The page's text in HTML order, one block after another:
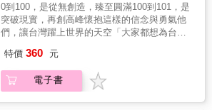
的報導、清晰的文字，《電子菸揭祕》讀來就
像非虛構的驚悚作品，透過Juul戲劇性的崛
起，講述一個更宏觀的故事&mdash;&mdash;
關於大企業、菸草大廠，以及好到不真實的商
記者的敘述功力勾織事件始末，並加入本身及
各方觀點，劇情片兼大爆料的說故事方式相當
精采，很能吸引讀者。 2. 臺灣在今年修法，禁
他們讓美國整個未成年新生代對尼古丁成癮。
可以說，詹姆斯和亞當從一開始就犯了錯。 他
們把Juul行銷成眾人垂涎的東西，而不是可能
的憂慮開始上升時，沒有採取果斷作為；他們
重蹈歷史覆轍，踏上菸草大廠鋪成的道路，推
出搶眼廣告、派代表進入校園，最後還接受美
高。 轉型創新必看！ 面對時代新趨勢，向玩具
龍頭學習變與不變的經營哲學 1932年創立於丹
麥的樂高，發展至今近90年，在發展初期幾乎
無人料想到其產品對於成人，能夠像對於兒童
業領域，包含電影、遊戲、主題樂園等。 在今
日如此成就下，其實鮮少人知道，樂高曾幾度
陷入經營危機：因專利保護期結束，相繼產
0到100，是從無創造，臻至圓滿100到101，是
突破現實，再創高峰懷抱這樣的信念與勇氣他
們，讓台灣躍上世界的天空「大家都想為台灣
讓世界一流廠商與台灣在地廠商合作，將國際
工程領域值得學習的專業技術留下來，提升台
灣的營建技術水準。」——宏國關係事業副董
特價 360 元
電子書